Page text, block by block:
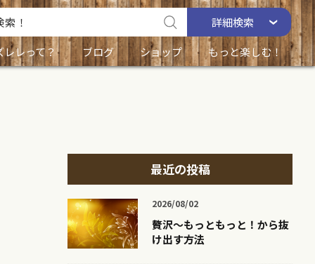
詳細検索
レレって？
ブログ ショップ もっと楽しむ！
最近の投稿
2026/08/02
贅沢〜もっともっと！から抜
け出す方法